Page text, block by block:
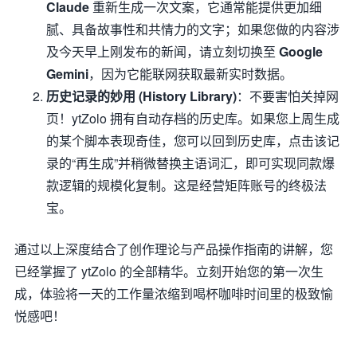
Claude 重新生成一次文案，它通常能提供更加细
腻、具备故事性和共情力的文字；如果您做的内容涉
及今天早上刚发布的新闻，请立刻切换至 Google
Gemini，因为它能联网获取最新实时数据。
历史记录的妙用 (History Library)：不要害怕关掉网
页！ytZolo 拥有自动存档的历史库。如果您上周生成
的某个脚本表现奇佳，您可以回到历史库，点击该记
录的“再生成”并稍微替换主语词汇，即可实现同款爆
款逻辑的规模化复制。这是经营矩阵账号的终极法
宝。
通过以上深度结合了创作理论与产品操作指南的讲解，您
已经掌握了 ytZolo 的全部精华。立刻开始您的第一次生
成，体验将一天的工作量浓缩到喝杯咖啡时间里的极致愉
悦感吧！